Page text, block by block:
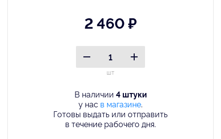
2 460 ₽
шт
В наличии 4 штуки
у нас в магазине.
Готовы выдать или отправить
в течение рабочего дня.